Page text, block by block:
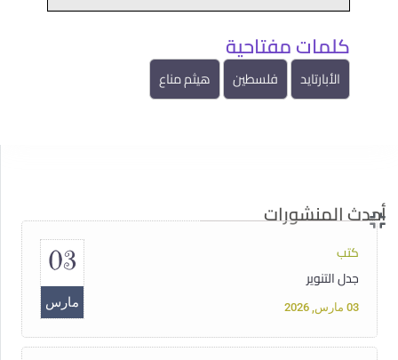
أحدث المنشورات
15
كتب
جدل التنوير
03 مارس, 2026
03
مارس
كلمات مفتاحية
الأبارتايد فلسطين هيثم مناع